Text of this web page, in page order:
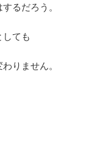
るだろう。
ても
りません。